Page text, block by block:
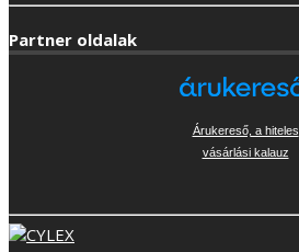
Partner oldalak
Árukereső, a hiteles
vásárlási kalauz